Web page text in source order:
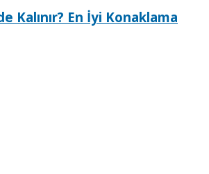
Kalınır? En İyi Konaklama